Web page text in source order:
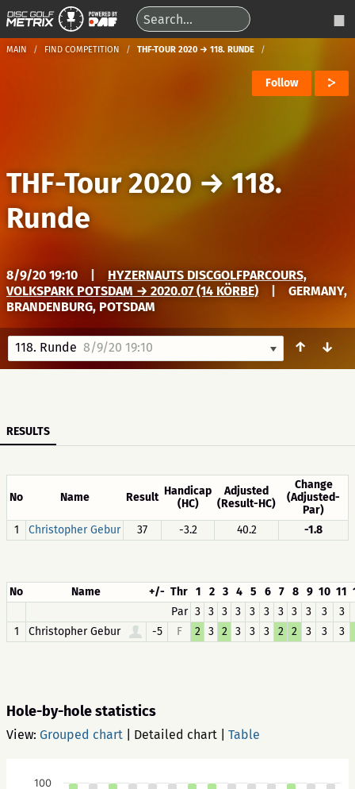
MAIN FIND COMPETITION THF-TOUR 2020 → 118. RUNDE
Follow
THF-Tour 2020 →118.
Runde
8/9/20 19:10
HYZERNAUTS DISCGOLFPARCOURS,
VOLKSPARK POTSDAM → 2020.07 (14 KÖRBE)
GERMANY,
BRANDENBURG, POTSDAM
118. Runde 8/9/20 19:10 ↑ ↓
RESULTS
No Name Result Handicap
(HC)
Adjusted
(Result-HC)
Change
(Adjusted-
Par)
1
Christopher Gebur 37 -3.2 40.2 -1.8
No Name +/- Thr 1 2 3 4 5 6 7 8 9 10 11
Par 3 3 3 3 3 3 3 3 3 3
3
1
Christopher Gebur -5 F 2 3 2 3 3 3 2 2 3 3 3
Hole-by-hole statistics
View: Grouped chart Detailed chart Table
100